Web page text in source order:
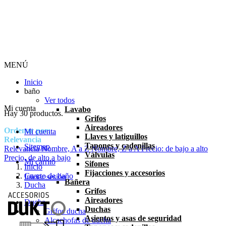
Mi cuenta
Mi cuenta
Sitemap
Mi carrito
Iniciar sesión
MENÚ
Inicio
baño
Ver todos
Lavabo
Grifos
Aireadores
Llaves y latiguillos
Tapones y cadenillas
Válvulas
Sifones
Fijacciones y accesorios
Bañera
Grifos
Aireadores
Duchas
Asientos y asas de seguridad
Hay 30 productos.
Ordenar por:
Relevancia
RelevanciaNombre, A a ZNombre, Z a APrecio: de bajo a alto
Precio, de alto a bajo
Inicio
Cuarto de baño
Ducha
Ducha
Grifos ducha
Alcachofas de ducha